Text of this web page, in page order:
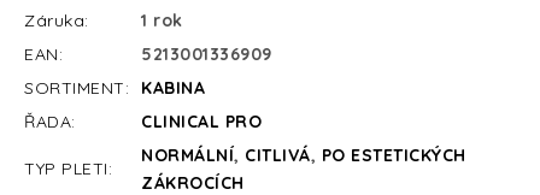
Záruka:
1 rok
EAN:
5213001336909
SORTIMENT:
KABINA
ŘADA: CLINICAL PRO
TYP PLETI:
NORMÁLNÍ, CITLIVÁ, PO ESTETICKÝCH
ZÁKROCÍCH